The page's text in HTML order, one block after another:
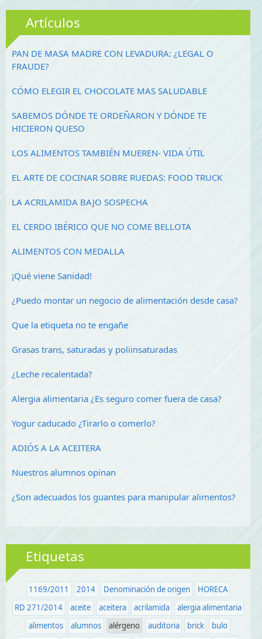
Artículos
PAN DE MASA MADRE CON LEVADURA: ¿LEGAL O
FRAUDE?
CÓMO ELEGIR EL CHOCOLATE MAS SALUDABLE
SABEMOS DÓNDE TE ORDEÑARON Y DÓNDE TE
HICIERON QUESO
LOS ALIMENTOS TAMBIÉN MUEREN- VIDA ÚTIL
EL ARTE DE COCINAR SOBRE RUEDAS: FOOD TRUCK
LA ACRILAMIDA BAJO SOSPECHA
EL CERDO IBÉRICO QUE NO COME BELLOTA
ALIMENTOS CON MEDALLA
¡Qué viene Sanidad!
¿Puedo montar un negocio de alimentación desde casa?
Que la etiqueta no te engañe
Grasas trans, saturadas y poliinsaturadas
¿Leche recalentada?
Alergia alimentaria ¿Es seguro comer fuera de casa?
Yogur caducado ¿Tirarlo o comerlo?
ADIÓS A LA ACEITERA
Nuestros alumnos opinan
¿Son adecuados los guantes para manipular alimentos?
Etiquetas
1169/2011 2014 Denominación de origen
HORECA
RD 271/2014
aceite aceitera acrilamida
alergia alimentaria
alimentos
alumnos alérgeno auditoria brick
bulo